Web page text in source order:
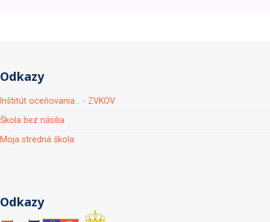
Odkazy
Inštitút oceňovania... - ZVKOV
Škola bez násilia
Moja stredná škola
Odkazy